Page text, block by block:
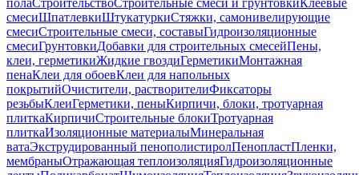
полаСтроительствоСтроительные смеси и грунтовкиКлеевые
смесиШпатлевкиШтукатуркиСтяжки, самонивелирующие
смесиСтроительные смеси, составыГидроизоляционные
смесиГрунтовкиДобавки для строительных смесейПены,
клеи, герметикиЖидкие гвоздиГерметикиМонтажная
пенаКлеи для обоевКлеи для напольных
покрытийОчистители, растворителиФиксаторы
резьбыКлеиГерметики, пеныКирпичи, блоки, тротуарная
плиткаКирпичиСтроительные блокиТротуарная
плиткаИзоляционные материалыМинеральная
ватаЭкструдированный пенополистиролПенопластПленки,
мембраныОтражающая теплоизоляцияГидроизоляционные